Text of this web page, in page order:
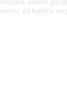
veliko
za katero